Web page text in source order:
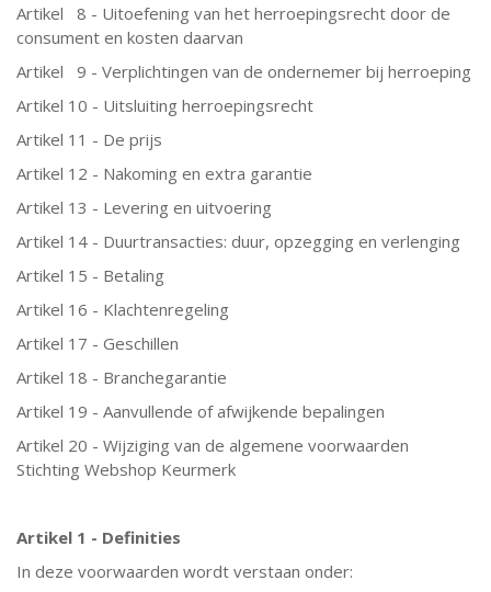
Artikel 8 - Uitoefening van het herroepingsrecht door de
consument en kosten daarvan
Artikel 9 - Verplichtingen van de ondernemer bij herroeping
Artikel 10 - Uitsluiting herroepingsrecht
Artikel 11 - De prijs
Artikel 12 - Nakoming en extra garantie
Artikel 13 - Levering en uitvoering
Artikel 14 - Duurtransacties: duur, opzegging en verlenging
Artikel 15 - Betaling
Artikel 16 - Klachtenregeling
Artikel 17 - Geschillen
Artikel 18 - Branchegarantie
Artikel 19 - Aanvullende of afwijkende bepalingen
Artikel 20 - Wijziging van de algemene voorwaarden
Stichting Webshop Keurmerk
Artikel 1 - Definities
In deze voorwaarden wordt verstaan onder: